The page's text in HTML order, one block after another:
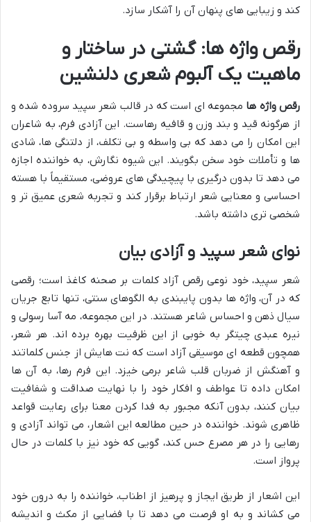
کند و زیبایی های پنهان آن را آشکار سازد.
رقص واژه ها: گشتی در ساختار و
ماهیت یک آلبوم شعری دلنشین
رقص واژه ها مجموعه ای است که در قالب شعر سپید سروده شده و
از هرگونه قید و بند وزن و قافیه رهاست. این آزادی فرم، به شاعران
این امکان را می دهد که بی واسطه و بی تکلف، از دلتنگی ها، شادی
ها و تأملات خود سخن بگویند. این شیوه نگارش، به خواننده اجازه
می دهد تا بدون درگیری با پیچیدگی های عروضی، مستقیماً با هسته
احساسی و معنایی شعر ارتباط برقرار کند و تجربه شعری عمیق تر و
شخصی تری داشته باشد.
نوای شعر سپید و آزادی بیان
شعر سپید، خود نوعی رقص آزاد کلمات بر صحنه کاغذ است؛ رقصی
که در آن، واژه ها بدون پایبندی به الگوهای سنتی، تنها تابع جریان
سیال ذهن و احساس شاعر هستند. در این مجموعه، مه آسا رسولی و
نیره عبدی چیتگر به خوبی از این ظرفیت بهره برده اند. هر شعر،
همچون قطعه ای موسیقی آزاد است که نت هایش از جنس کلماتند
و آهنگش از ضربان قلب شاعر برمی خیزد. این فرم رها، به آن ها
امکان داده تا عواطف و افکار خود را با نهایت صداقت و شفافیت
بیان کنند، بدون آنکه مجبور به فدا کردن معنا برای رعایت قواعد
ظاهری شوند. خواننده در حین مطالعه این اشعار، می تواند آزادی و
رهایی را در هر مصرع حس کند، گویی که خود نیز با کلمات در حال
پرواز است.
این اشعار از طریق ایجاز و پرهیز از اطناب، خواننده را به درون خود
می کشاند و به او فرصت می دهد تا با فضایی از مکث و اندیشه